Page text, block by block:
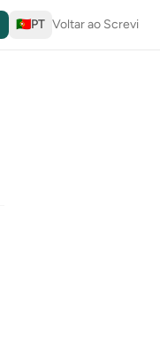
🇵🇹PT Voltar ao Screvi